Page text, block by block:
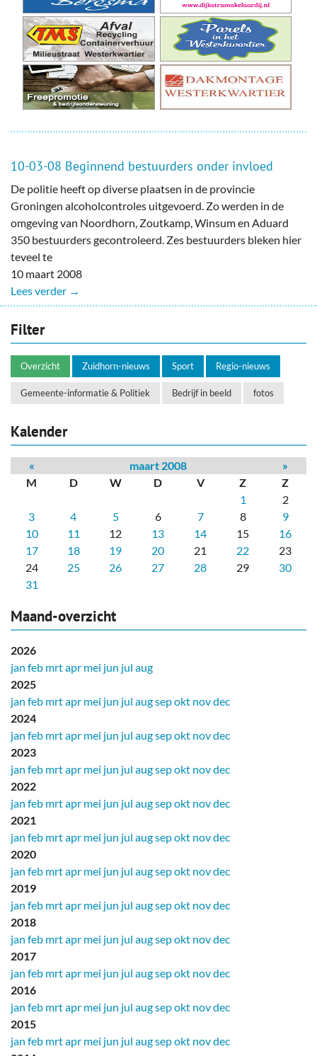
10-03-08 Beginnend bestuurders onder invloed
De politie heeft op diverse plaatsen in de provincie
Groningen alcoholcontroles uitgevoerd. Zo werden in de
omgeving van Noordhorn, Zoutkamp, Winsum en Aduard
350 bestuurders gecontroleerd. Zes bestuurders bleken hier
teveel te
10 maart 2008
Lees verder →
Filter
Overzicht Zuidhorn-nieuws Sport Regio-nieuws
Gemeente-informatie & Politiek Bedrijf in beeld fotos
Kalender
« maart 2008
»
M
D W D V Z
Z
1
2
3
4 5 6 7 8
9
10
11 12 13 14 15
16
17
18 19 20 21 22
23
24
25 26 27 28 29
30
31
Maand-overzicht
2026
jan feb mrtapr mei jun jul aug
2025
jan feb mrtapr mei jun jul augsepokt novdec
2024
jan feb mrtapr mei jun jul augsepokt novdec
2023
jan feb mrtapr mei jun jul augsepokt novdec
2022
jan feb mrtapr mei jun jul augsepokt novdec
2021
jan feb mrtapr mei jun jul augsepokt novdec
2020
jan feb mrtapr mei jun jul augsepokt novdec
2019
jan feb mrtapr mei jun jul augsepokt novdec
2018
jan feb mrtapr mei jun jul augsepokt novdec
2017
jan feb mrtapr mei jun jul augsepokt novdec
2016
jan feb mrtapr mei jun jul augsepokt novdec
2015
jan feb mrtapr mei jun jul augsepokt novdec